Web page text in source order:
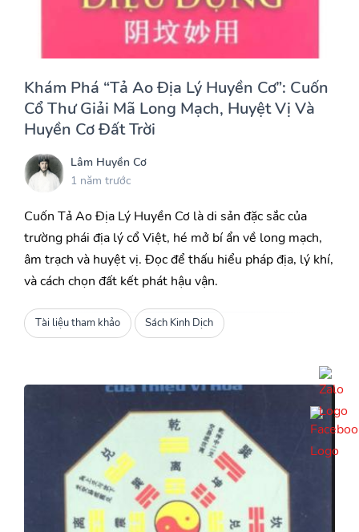
Khám Phá “Tả Ao Địa Lý Huyền Cơ”: Cuốn
Cổ Thư Giải Mã Long Mạch, Huyệt Vị Và
Huyền Cơ Đất Trời
Lâm Huyền Cơ
1 năm trước
Cuốn Tả Ao Địa Lý Huyền Cơ là di sản đặc sắc của
trường phái địa lý cổ Việt, hé mở bí ẩn về long mạch,
âm trạch và huyệt vị. Đọc để thấu hiểu pháp địa, lý khí,
và cách chọn đất kết phát hậu vận.
Tài liệu tham khảo Sách Kinh Dịch